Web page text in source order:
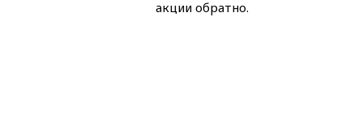
акции обратно.